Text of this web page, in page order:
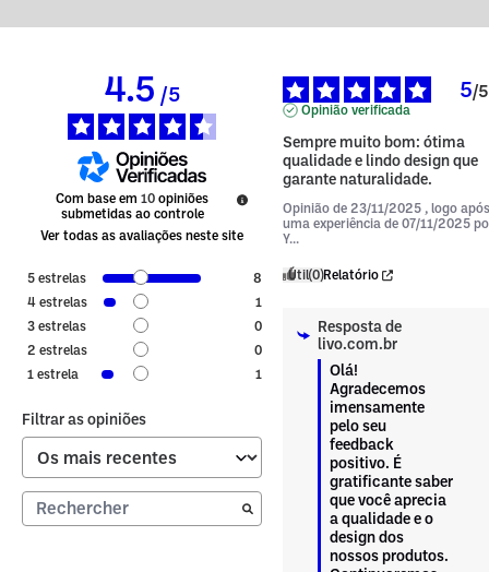
4.5/5
Com base em 10 opiniões
submetidas ao controle
Ver todas as avaliações neste site
5 estrelas
8
4 estrelas
1
3 estrelas
0
2 estrelas
0
1 estrela 1
Filtrar as opiniões
5/5
Opinião verificada
Sempre muito bom: ótima
qualidade e lindo design que
garante naturalidade.
Opinião de 23/11/2025 , logo após
uma experiência de 07/11/2025
Y...
Útil(0)Relatório
Resposta de
livo.com.br
Olá!
Agradecemos
imensamente
pelo seu
feedback
positivo. É
gratificante saber
que você aprecia
a qualidade e o
design dos
nossos produtos.